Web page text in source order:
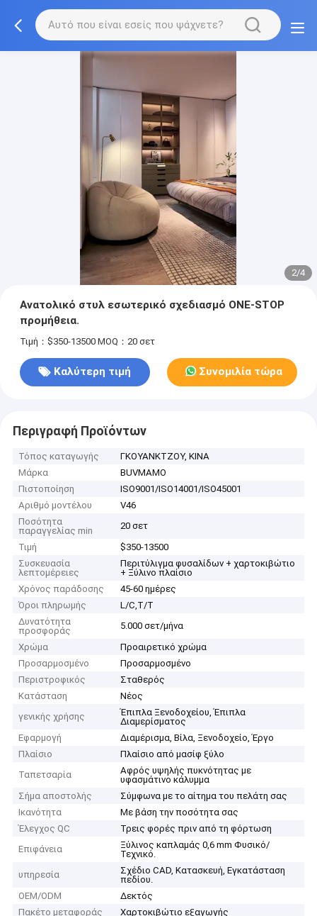
3/4
Ανατολικό στυλ εσωτερικό σχεδιασμό ONE-STOP
προμήθεια.
Τιμή：$350-13500 MOQ：20 σετ
Καλύτερη τιμή Συνομιλία τώρα
Περιγραφή Προϊόντων
Τόπος καταγωγής
ΓΚΟΥΑΝΚΤΖΟΥ, ΚΙΝΑ
Μάρκα
BUVMAMO
Πιστοποίηση
ISO9001/ISO14001/ISO45001
Αριθμό μοντέλου
V46
Ποσότητα
παραγγελίας min
20 σετ
Τιμή
$350-13500
Συσκευασία
λεπτομέρειες
Περιτύλιγμα φυσαλίδων + χαρτοκιβώτιο
+ Ξύλινο πλαίσιο
Χρόνος παράδοσης
45-60 ημέρες
Όροι πληρωμής
L/C,T/T
Δυνατότητα
προσφοράς
5.000 σετ/μήνα
Χρώμα
Προαιρετικό χρώμα
Προσαρμοσμένο
Προσαρμοσμένο
Περιστροφικός
Σταθερός
Κατάσταση
Νέος
γενικής χρήσης
Έπιπλα Ξενοδοχείου, Έπιπλα
Διαμερίσματος
Εφαρμογή
Διαμέρισμα, Βίλα, Ξενοδοχείο, Έργο
Πλαίσιο
Πλαίσιο από μασίφ ξύλο
Ταπετσαρία
Αφρός υψηλής πυκνότητας με
υφασμάτινο κάλυμμα
Σήμα αποστολής
Σύμφωνα με το αίτημα του πελάτη σας
Ικανότητα
Με βάση την ποσότητα σας
Έλεγχος QC
Τρεις φορές πριν από τη φόρτωση
Επιφάνεια
Ξύλινος καπλαμάς 0,6 mm Φυσικό/
Τεχνικό.
υπηρεσία
Σχέδιο CAD, Κατασκευή, Εγκατάσταση
πεδίου.
OEM/ODM
Δεκτός
Πακέτο μεταφοράς
Χαρτοκιβώτιο εξαγωγής